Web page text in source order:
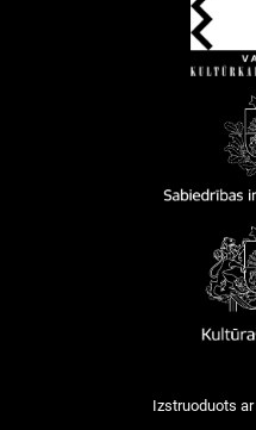
Izstruoduots ar